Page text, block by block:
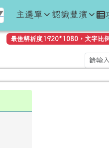
主選單 認識豐濱
最佳解析度1920*1080，文字比